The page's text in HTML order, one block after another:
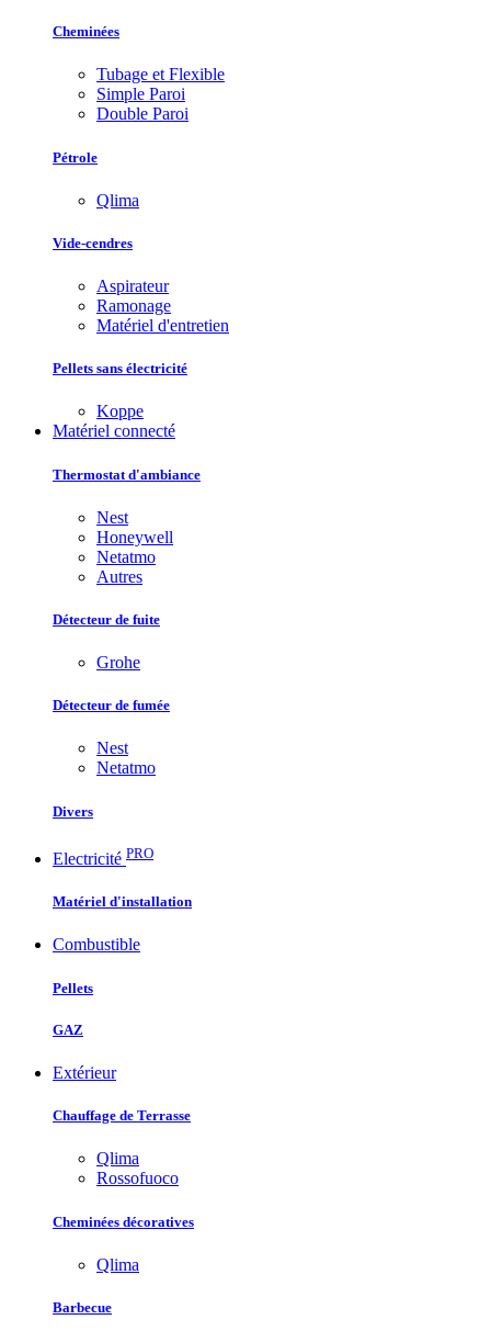
Cheminées
Tubage et Flexible
Simple Paroi
Double Paroi
Pétrole
Qlima
Vide-cendres
Aspirateur
Ramonage
Matériel d'entretien
Pellets sans électricité
Koppe
Matériel connecté
Thermostat d'ambiance
Nest
Honeywell
Netatmo
Autres
Détecteur de fuite
Grohe
Détecteur de fumée
Nest
Netatmo
Divers
Electricité PRO
Matériel d'installation
Combustible
Pellets
GAZ
Extérieur
Chauffage de Terrasse
Qlima
Rossofuoco
Cheminées décoratives
Qlima
Barbecue